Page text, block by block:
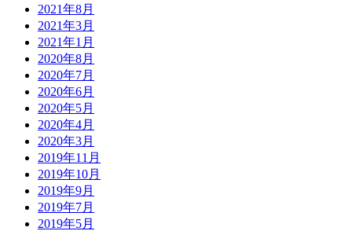
2021年8月
2021年3月
2021年1月
2020年8月
2020年7月
2020年6月
2020年5月
2020年4月
2020年3月
2019年11月
2019年10月
2019年9月
2019年7月
2019年5月